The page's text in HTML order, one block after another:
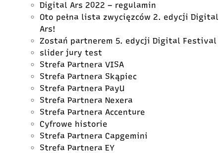
Digital Ars 2022 – regulamin
Oto pełna lista zwycięzców 2. edycji Digital
Ars!
Zostań partnerem 5. edycji Digital Festival
slider jury test
Strefa Partnera VISA
Strefa Partnera Skąpiec
Strefa Partnera PayU
Strefa Partnera Nexera
Strefa Partnera Accenture
Cyfrowe historie
Strefa Partnera Capgemini
Strefa Partnera EY